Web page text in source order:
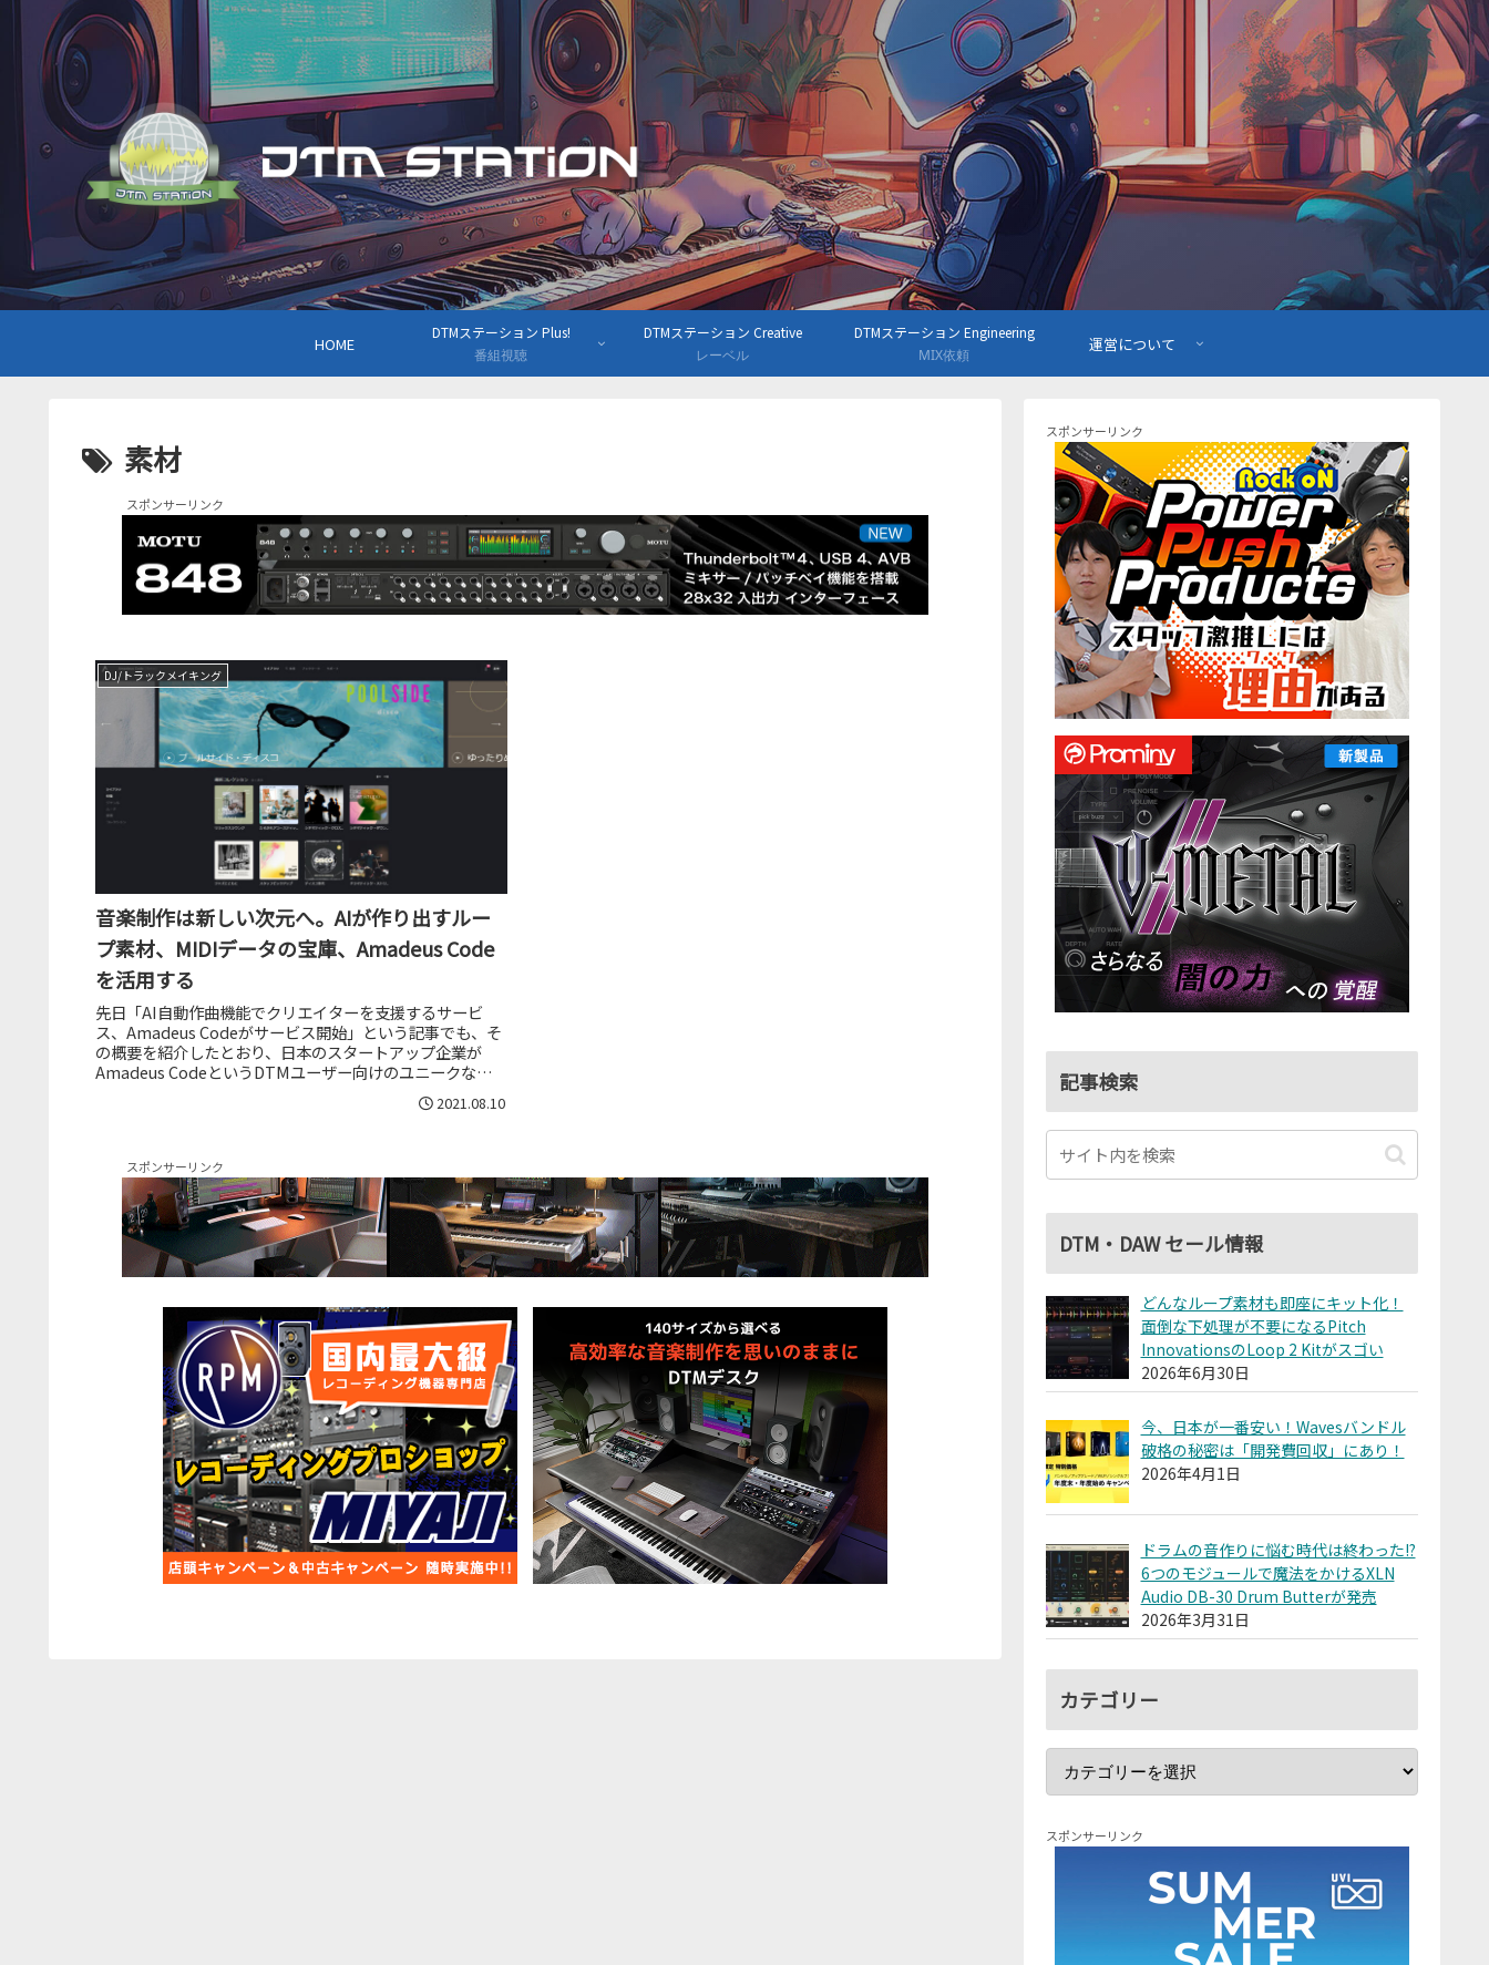
HOME
DTMステーション Plus!
番組視聴
DTMステーション Creative
レーベル
DTMステーション Engineering
MIX依頼
運営について
素材
スポンサーリンク
DJ/トラックメイキング
音楽制作は新しい次元へ。AIが作り出すルー
プ素材、MIDIデータの宝庫、Amadeus Code
を活用する
先日「AI自動作曲機能でクリエイターを支援するサービ
ス、Amadeus Codeがサービス開始」という記事でも、そ
の概要を紹介したとおり、日本のスタートアップ企業が
Amadeus CodeというDTMユーザー向けのユニークなサー
2021.08.10
スポンサーリンク
スポンサーリンク
記事検索
DTM・DAW セール情報
どんなループ素材も即座にキット化！
面倒な下処理が不要になるPitch
InnovationsのLoop 2 Kitがスゴい
2026年6月30日
今、日本が一番安い！Wavesバンドル
破格の秘密は「開発費回収」にあり！
2026年4月1日
ドラムの音作りに悩む時代は終わった!?
6つのモジュールで魔法をかけるXLN
Audio DB-30 Drum Butterが発売
2026年3月31日
カテゴリー
スポンサーリンク